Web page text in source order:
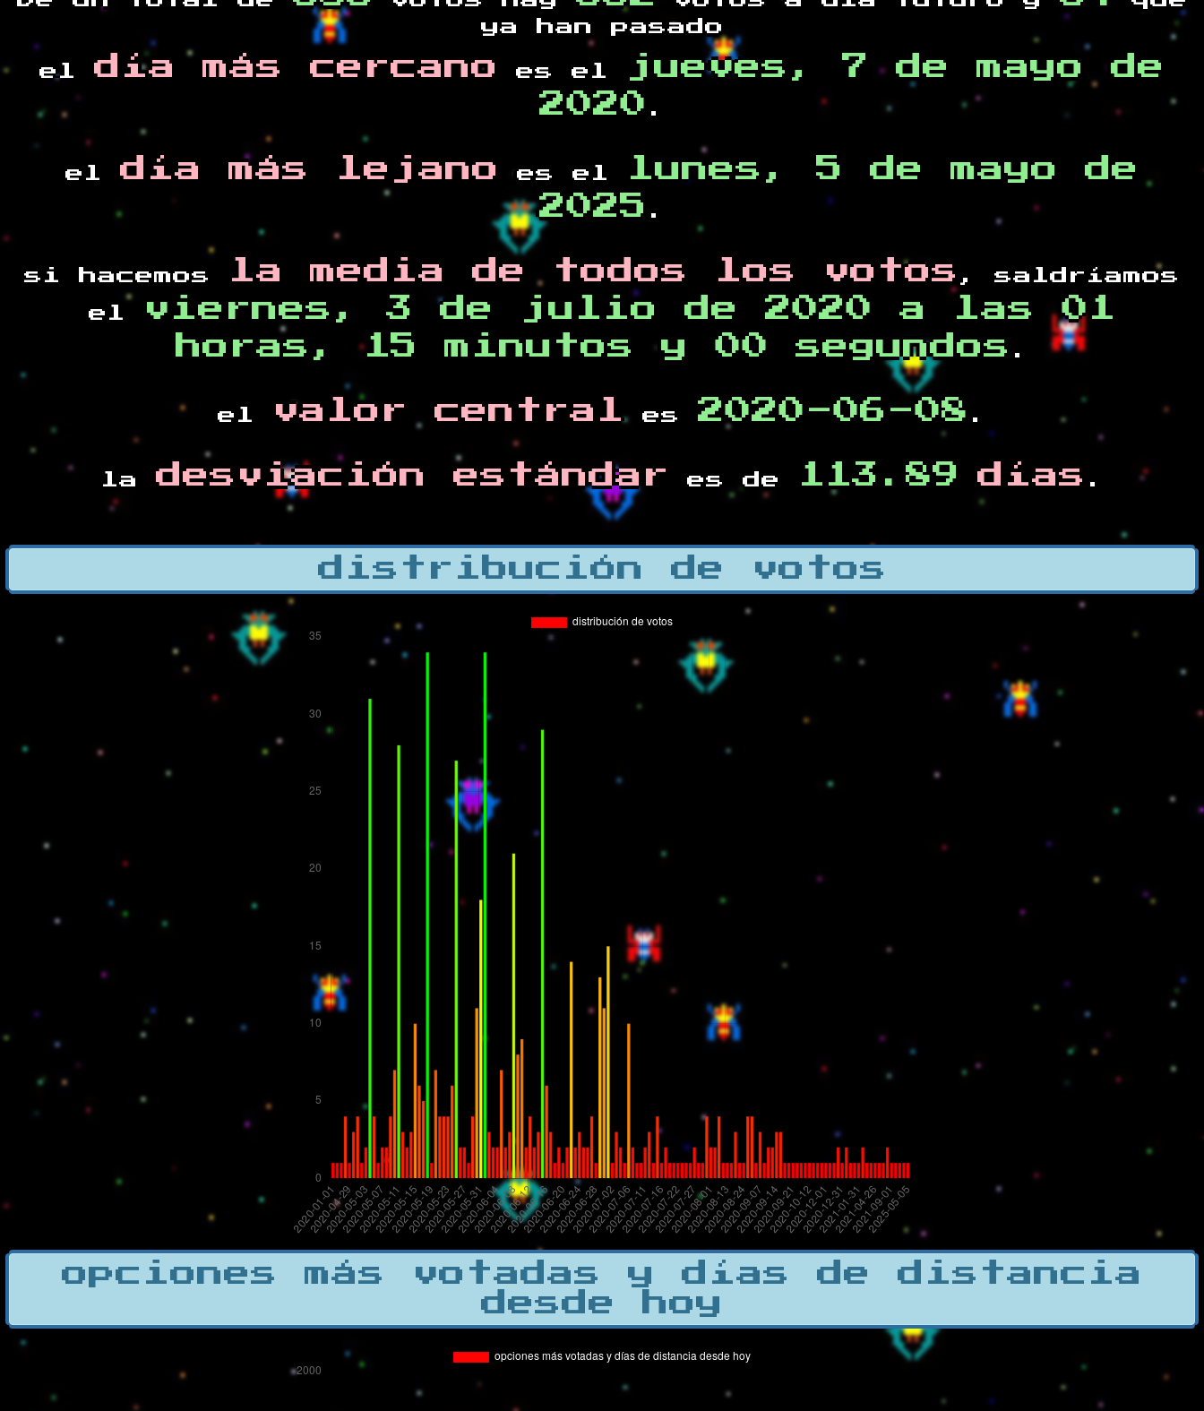
ya han pasado
el día más cercano es el
jueves, 7 de mayo de
2020 .
el día más lejano es el
lunes, 5 de mayo de
2025 .
si hacemos la media de todos los votos , saldríamos
el
viernes, 3 de julio de 2020 a las 01
horas, 15 minutos y 00 segundos .
el valor centrales 2020-06-08 .
la desviación estándar es de 113.89 días .
distribución de votos
opciones más votadas y días de distancia
desde hoy